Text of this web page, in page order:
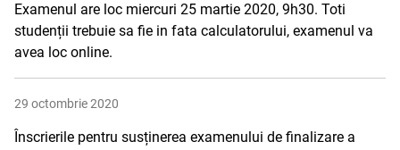
Examenul are loc miercuri 25 martie 2020, 9h30. Toti
studenții trebuie sa fie in fata calculatorului, examenul va
avea loc online.
29 octombrie 2020
Înscrierile pentru susținerea examenului de finalizare a